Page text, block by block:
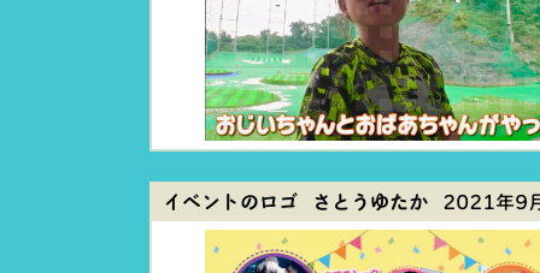
イベントのロゴ さとうゆたか2021年9